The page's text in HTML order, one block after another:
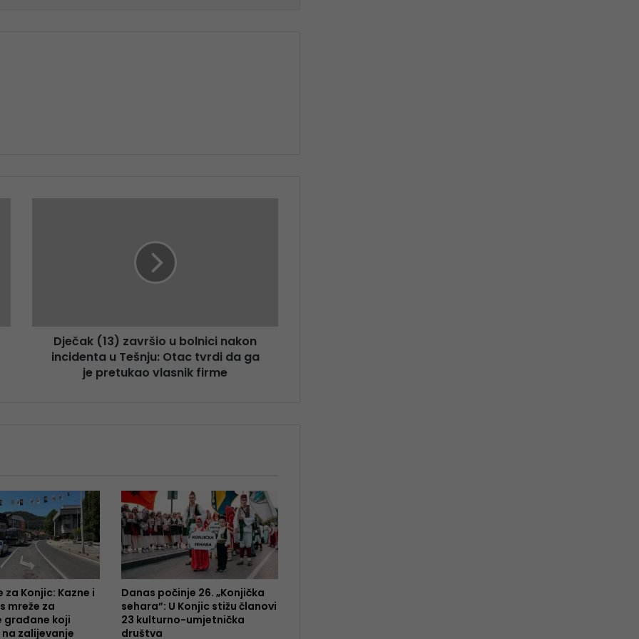
Dječak (13) završio u bolnici nakon
incidenta u Tešnju: Otac tvrdi da ga
je pretukao vlasnik firme
za Konjic: Kazne i
mreže za
građane koji
zalijevanje
Danas počinje 26. „Konjička
sehara”: U Konjic stižu članovi
23 kulturno-umjetnička
društva